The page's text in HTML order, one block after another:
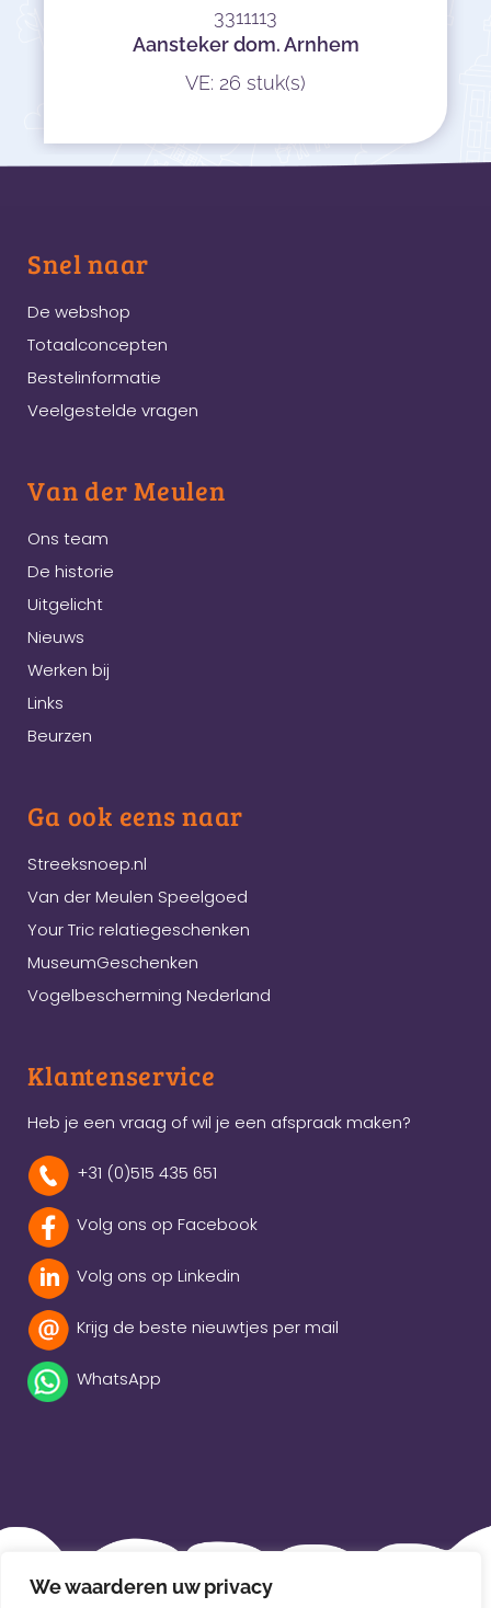
We waarderen uw privacy
3311113
Aansteker dom. Arnhem
VE: 26 stuk(s)
Snel naar
De webshop
Totaalconcepten
Bestelinformatie
Veelgestelde vragen
Van der Meulen
Ons team
De historie
Uitgelicht
Nieuws
Werken bij
Links
Beurzen
Ga ook eens naar
Streeksnoep.nl
Van der Meulen Speelgoed
Your Tric relatiegeschenken
MuseumGeschenken
Vogelbescherming Nederland
Klantenservice
Heb je een vraag of wil je een afspraak maken?
+31 (0)515 435 651
Volg ons op Facebook
Volg ons op Linkedin
Krijg de beste nieuwtjes per mail
WhatsApp
Beleidsverklaring